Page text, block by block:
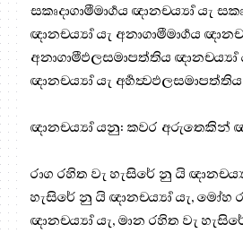
සකෘදාගාමීමාර්‍ගය ඥානචර්‍ය්‍යා යැ
ඥානචර්‍ය්‍යා යැ අනාගාමීමාර්‍ගය
අනාගාමීඵලසමාපත්තිය ඥානචර්‍ය්‍යා
ඥානචර්‍ය්‍යා යැ අර්‍හත්‍වඵලසමාපත්තිය
ඥානචර්‍ය්‍යා යනු: කවර අරුතෙකින්
රාග රහිත වැ හැසිරේ නු යි
හැසිරේ නු යි ඥානචර්‍ය්‍යා යැ, මෝහ
ඥානචර්‍ය්‍යා යැ, මාන රහිත වැ